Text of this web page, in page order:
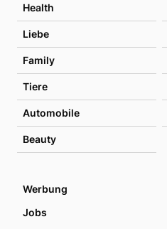
Health
Liebe
Family
Tiere
Automobile
Beauty
Werbung
Jobs